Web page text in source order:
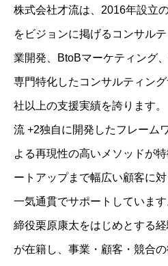
株式会社才流は、2016年設立
をビジョンに掲げるコンサル
業開発、BtoBマーケティング
専門特化したコンサルティン
社以上の支援実績を誇ります
流 +2独自に開発したフレーム
よる再現性の高いメソッドが
ートアップまで幅広い顧客に
一気通貫でサポートしていま
締役栗原康太をはじめとする
が在籍し、事業・顧客・競合